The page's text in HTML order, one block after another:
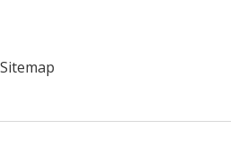
Sitemap